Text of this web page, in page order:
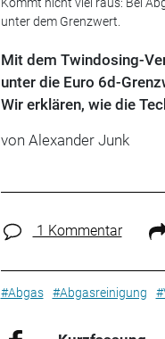
unter dem Grenzwert.
Mit dem Twindosing-
unter die Euro 6d-
Wir erklären, wie die
von Alexander Junk
1 Kommentar
#Abgas #Abgasreinigung